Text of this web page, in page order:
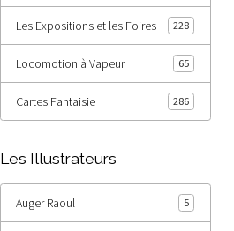
Les Expositions et les Foires 228
Locomotion à Vapeur 65
Cartes Fantaisie 286
Les Illustrateurs
Auger Raoul 5